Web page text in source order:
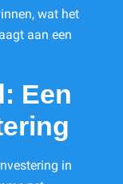
wat het
aan een
Een
in